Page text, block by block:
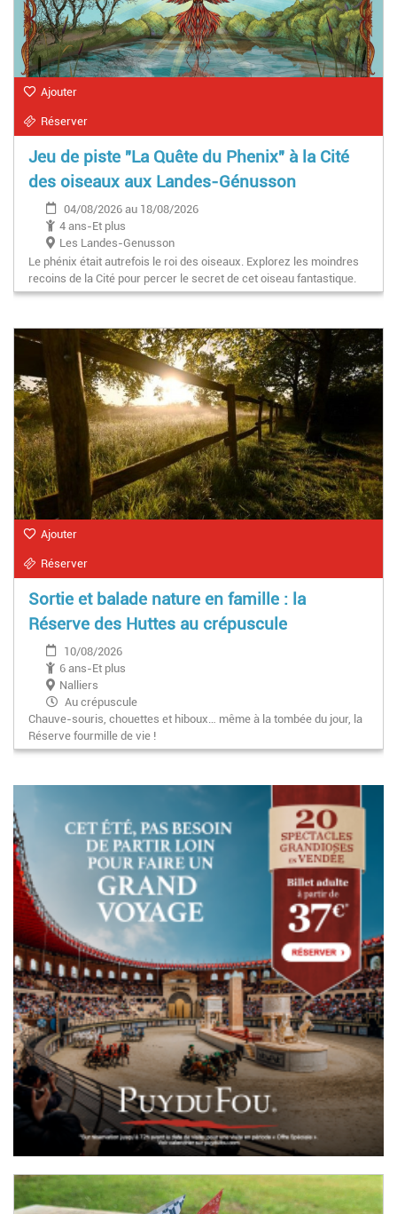
Ajouter
Réserver
Jeu de piste "La Quête du Phenix" à la Cité
des oiseaux aux Landes-Génusson
04/08/2026 au 18/08/2026
4 ans-Et plus
Les Landes-Genusson
Le phénix était autrefois le roi des oiseaux. Explorez les moindres
recoins de la Cité pour percer le secret de cet oiseau fantastique.
Ajouter
Réserver
Sortie et balade nature en famille : la
Réserve des Huttes au crépuscule
10/08/2026
6 ans-Et plus
Nalliers
Au crépuscule
Chauve-souris, chouettes et hiboux… même à la tombée du jour, la
Réserve fourmille de vie !